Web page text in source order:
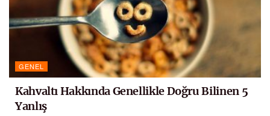
GENEL
Kahvaltı Hakkında Genellikle Doğru Bilinen 5
Yanlış